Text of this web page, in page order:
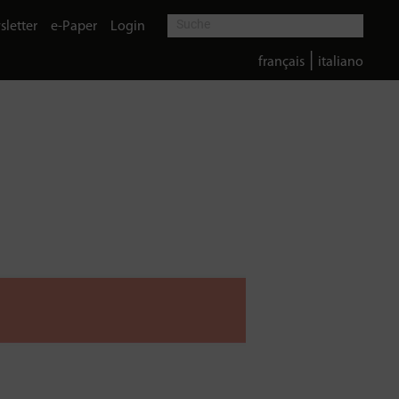
e-Paper Login
français italiano